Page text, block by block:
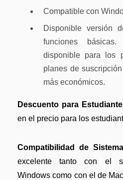
Compatible con
Disponible versión
funciones
disponible para los
planes de
más económicos.
Descuento para
en el precio para los
Compatibilidad de
excelente tanto con el
Windows como con el de